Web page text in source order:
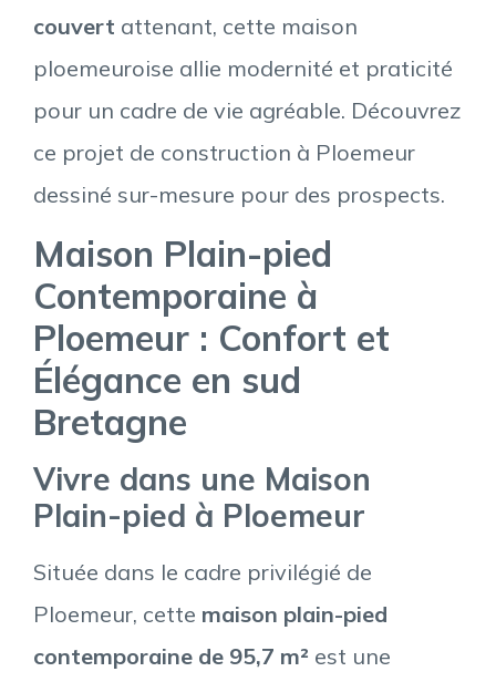
couvert attenant, cette maison
ploemeuroise allie modernité et praticité
pour un cadre de vie agréable. Découvrez
ce projet de construction à Ploemeur
dessiné sur-mesure pour des prospects.
Maison Plain-pied
Contemporaine à
Ploemeur : Confort et
Élégance en sud
Bretagne
Vivre dans une Maison
Plain-pied à Ploemeur
Située dans le cadre privilégié de
Ploemeur, cette maison plain-pied
contemporaine de 95,7 m² est une